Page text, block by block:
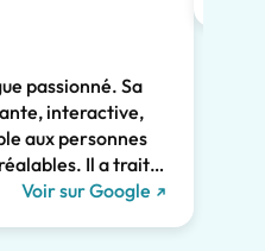
passionné. Sa
interactive,
aux personnes
Il a traité
et l'a liée à la vie
Voir sur Google